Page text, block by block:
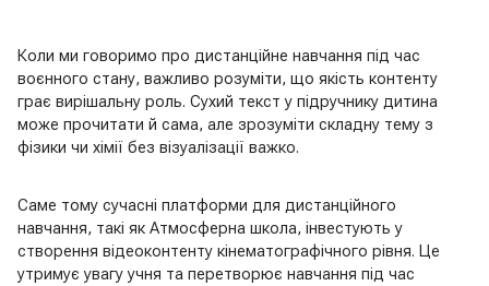
Коли ми говоримо про дистанційне навчання під час
воєнного стану, важливо розуміти, що якість контенту
грає вирішальну роль. Сухий текст у підручнику дитина
може прочитати й сама, але зрозуміти складну тему з
фізики чи хімії без візуалізації важко.
Саме тому сучасні платформи для дистанційного
навчання, такі як Атмосферна школа, інвестують у
створення відеоконтенту кінематографічного рівня. Це
утримує увагу учня та перетворює навчання під час